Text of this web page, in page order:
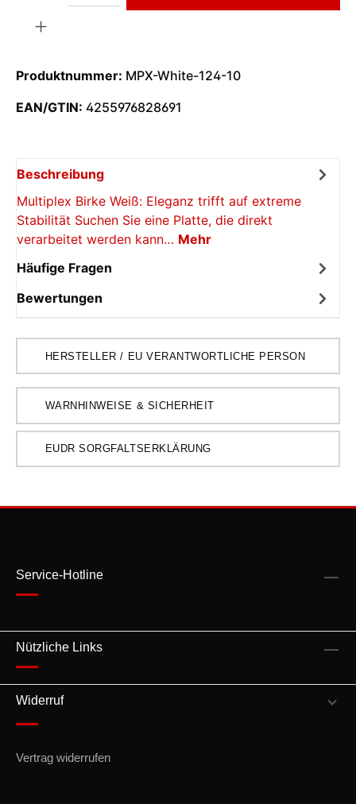
Produktnummer: MPX-White-124-10
EAN/GTIN: 4255976828691
Beschreibung
Multiplex Birke Weiß: Eleganz trifft auf extreme
Stabilität Suchen Sie eine Platte, die direkt
verarbeitet werden kann… Mehr
Häufige Fragen
Bewertungen
HERSTELLER / EU VERANTWORTLICHE PERSON
WARNHINWEISE & SICHERHEIT
EUDR SORGFALTSERKLÄRUNG
Service-Hotline
Nützliche Links
Widerruf
Vertrag widerrufen